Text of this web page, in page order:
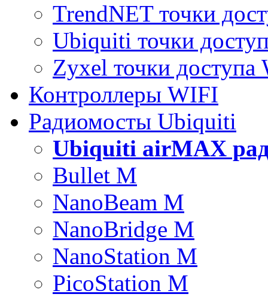
TrendNET точки
Ubiquiti точки
Zyxel точки доступа
Контроллеры WIFI
Радиомосты Ubiquiti
Ubiquiti airMAX
Bullet M
NanoBeam M
NanoBridge M
NanoStation M
PicoStation M